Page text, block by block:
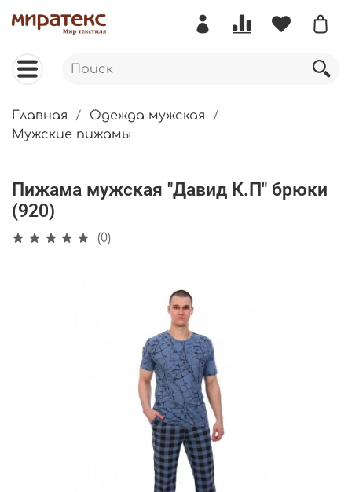
Главная
Одежда мужская
Мужские пижамы
Пижама мужская "Давид К.П" брюки
(920)
(0)